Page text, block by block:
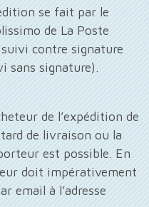
se fait par le
de La Poste
contre signature
sans signature).
de l’expédition de
de livraison ou la
est possible. En
doit impérativement
email à l’adresse